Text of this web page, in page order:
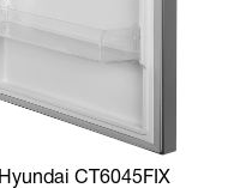
CT6045FIX